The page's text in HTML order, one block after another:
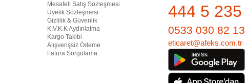
Mesafeli Satış Sözleşmesi
Üyelik Sözleşmesi
Gizlilik & Güvenlik
K.V.K.K Aydınlatma
Kargo Takibi
Alışverişsiz Ödeme
Fatura Sorgulama
444 5 235
0533 030 82 13
eticaret@afeks.com.tr